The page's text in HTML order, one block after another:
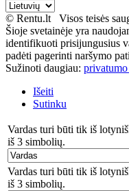
© Rentu.lt Visos teisės
Šioje svetainėje yra
identifikuoti prisijungusius
padėti pagerinti naršymo
Sužinoti daugiau:
Išeiti
Sutinku
Vardas turi būti tik iš
iš 3 simbolių.
Vardas turi būti tik iš
iš 3 simbolių.